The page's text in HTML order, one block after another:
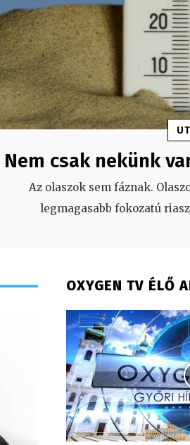
Nem csak nekünk
Az olaszok sem fáznak.
legmagasabb fokozatú
OXYGEN TV ÉLŐ